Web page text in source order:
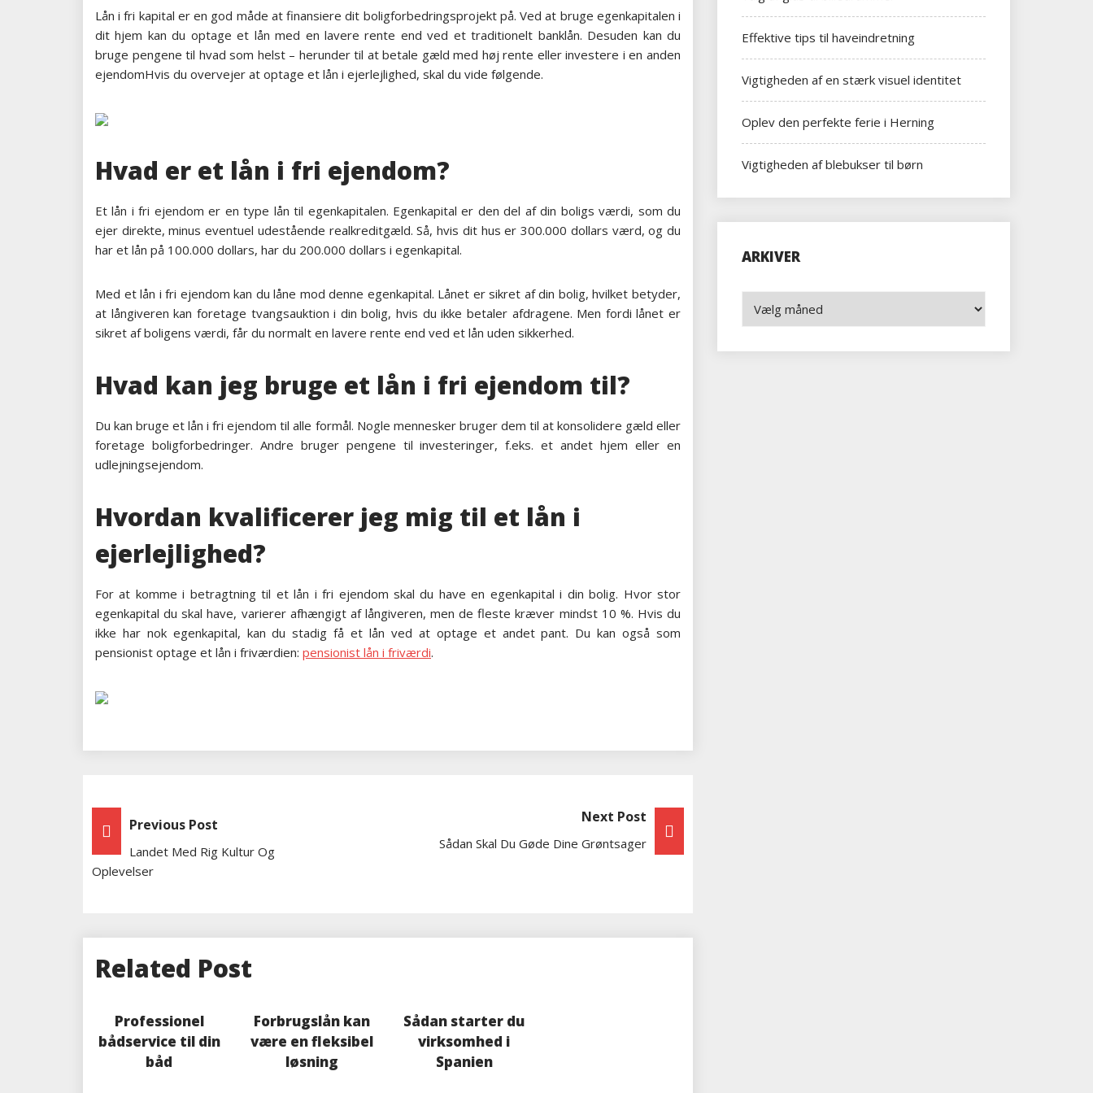
Lån i fri kapital er en god måde at finansiere dit boligforbedringsprojekt på. Ved at bruge egenkapitalen i
dit hjem kan du optage et lån med en lavere rente end ved et traditionelt banklån. Desuden kan du
bruge pengene til hvad som helst – herunder til at betale gæld med høj rente eller investere i en anden
ejendomHvis du overvejer at optage et lån i ejerlejlighed, skal du vide følgende.
Hvad er et lån i fri ejendom?
Et lån i fri ejendom er en type lån til egenkapitalen. Egenkapital er den del af din boligs værdi, som du
ejer direkte, minus eventuel udestående realkreditgæld. Så, hvis dit hus er 300.000 dollars værd, og du
har et lån på 100.000 dollars, har du 200.000 dollars i egenkapital.
Med et lån i fri ejendom kan du låne mod denne egenkapital. Lånet er sikret af din bolig, hvilket betyder,
at långiveren kan foretage tvangsauktion i din bolig, hvis du ikke betaler afdragene. Men fordi lånet er
sikret af boligens værdi, får du normalt en lavere rente end ved et lån uden sikkerhed.
Hvad kan jeg bruge et lån i fri ejendom til?
Du kan bruge et lån i fri ejendom til alle formål. Nogle mennesker bruger dem til at konsolidere gæld eller
foretage boligforbedringer. Andre bruger pengene til investeringer, f.eks. et andet hjem eller en
udlejningsejendom.
Hvordan kvalificerer jeg mig til et lån i
ejerlejlighed?
For at komme i betragtning til et lån i fri ejendom skal du have en egenkapital i din bolig. Hvor stor
egenkapital du skal have, varierer afhængigt af långiveren, men de fleste kræver mindst 10 %. Hvis du
ikke har nok egenkapital, kan du stadig få et lån ved at optage et andet pant. Du kan også som
pensionist optage et lån i friværdien: pensionist lån i friværdi.
Indlægsnavigation
Previous Post
Landet Med Rig Kultur Og
Oplevelser
Next Post
Sådan Skal Du Gøde Dine Grøntsager
Related Post
Professionel
bådservice til din
båd
Forbrugslån kan
være en fleksibel
løsning
Sådan starter du
virksomhed i
Spanien
Effektive tips til haveindretning
Vigtigheden af en stærk visuel identitet
Oplev den perfekte ferie i Herning
Vigtigheden af blebukser til børn
ARKIVER